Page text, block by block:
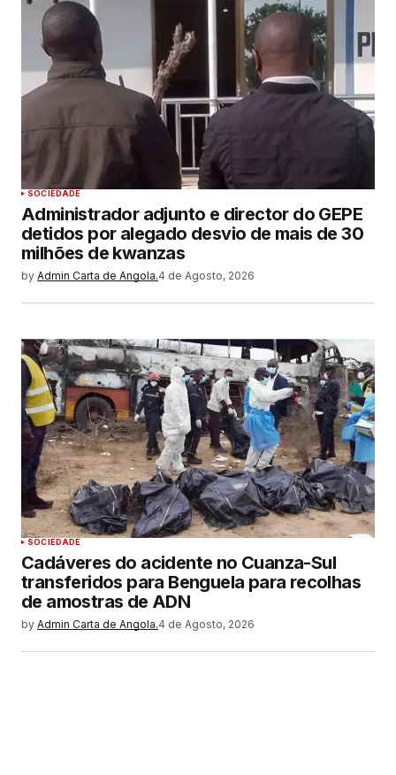
SOCIEDADE
Administrador adjunto e director do GEPE
detidos por alegado desvio de mais de 30
milhões de kwanzas
by Admin Carta de Angola.4 de Agosto, 2026
SOCIEDADE
Cadáveres do acidente no Cuanza-Sul
transferidos para Benguela para recolhas
de amostras de ADN
by Admin Carta de Angola.4 de Agosto, 2026